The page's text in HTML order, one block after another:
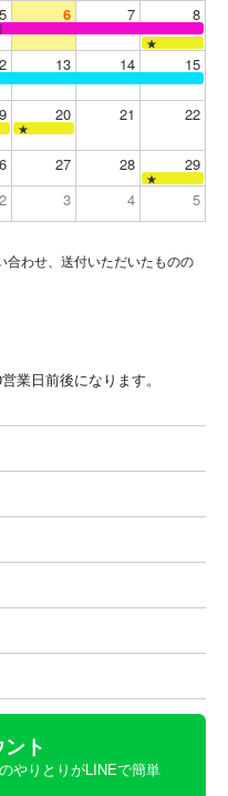
5 6 7 8
★
13 14 15
20 21 22
★
27 28 29
★
2 3 4 5
み日曜日営業】
合わせ、送付いただいたものの
業日前後になります。
ト
やりとりがLINEで簡単